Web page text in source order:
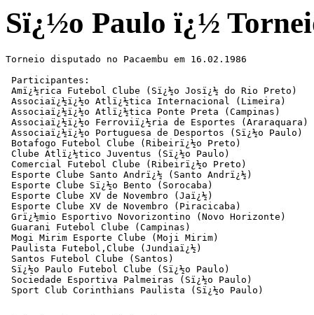
Sï¿½o Paulo ï¿½
Torneio disputado no Pacaembu em 16.02.1986
Participantes:
Amï¿½rica Futebol Clube (Sï¿½o Josï¿½ do Rio Preto)
Associaï¿½ï¿½o Atlï¿½tica Internacional (Limeira)
Associaï¿½ï¿½o Atlï¿½tica Ponte Preta (Campinas)
Associaï¿½ï¿½o Ferroviï¿½ria de Esportes (Araraquara)
Associaï¿½ï¿½o Portuguesa de Desportos (Sï¿½o Paulo)
Botafogo Futebol Clube (Ribeirï¿½o Preto)
Clube Atlï¿½tico Juventus (Sï¿½o Paulo)
Comercial Futebol Clube (Ribeirï¿½o Preto)
Esporte Clube Santo Andrï¿½ (Santo Andrï¿½)
Esporte Clube Sï¿½o Bento (Sorocaba)
Esporte Clube XV de Novembro (Jaï¿½)
Esporte Clube XV de Novembro (Piracicaba)
Grï¿½mio Esportivo Novorizontino (Novo Horizonte)
Guarani Futebol Clube (Campinas)
Mogi Mirim Esporte Clube (Moji Mirim)
Paulista Futebol,Clube (Jundiaï¿½)
Santos Futebol Clube (Santos)
Sï¿½o Paulo Futebol Clube (Sï¿½o Paulo)
Sociedade Esportiva Palmeiras (Sï¿½o Paulo)
Sport Club Corinthians Paulista (Sï¿½o Paulo)